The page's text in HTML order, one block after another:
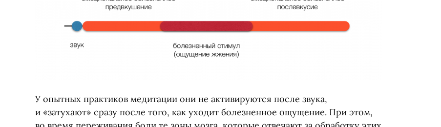
У опытных практиков медитации они не активируются после звука,
и «затухают» сразу после того, как уходит болезненное ощущение. При этом,